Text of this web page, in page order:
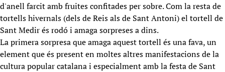
d'anell farcit amb fruites confitades per sobre. Com la resta de
tortells hivernals (dels de Reis als de Sant Antoni) el tortell de
Sant Medir és rodó i amaga sorpreses a dins.
La primera sorpresa que amaga aquest tortell és una fava, un
element que és present en moltes altres manifestacions de la
cultura popular catalana i especialment amb la festa de Sant